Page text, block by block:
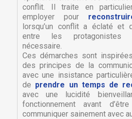
conflit. Il traite en
employer pour
lorsqu’un conflit a éclaté et
entre les protagonistes
nécessaire.
Ces démarches sont
des principes de la
avec une insistance
de prendre un temps de
avec une lucidité
fonctionnement avant
communiquer sainement avec